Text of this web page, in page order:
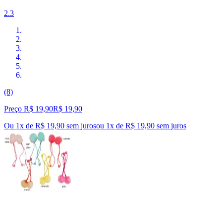
2.3
(8)
Preço R$ 19,90R$ 19,90
Ou 1x de R$ 19,90 sem jurosou 1x de R$ 19,90 sem juros